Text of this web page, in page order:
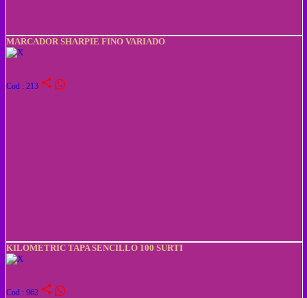
MARCADOR SHARPIE FINO VARIADO
Cod : 213 share
KILOMETRIC TAPA SENCILLO 100 SURTI
Cod : 962 share